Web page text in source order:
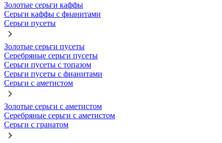
Золотые серьги каффы
Серьги каффы с фианитами
Серьги пусеты
Золотые серьги пусеты
Серебряные серьги пусеты
Серьги пусеты с топазом
Серьги пусеты с фианитами
Серьги с аметистом
Золотые серьги с аметистом
Серебряные серьги с аметистом
Серьги с гранатом